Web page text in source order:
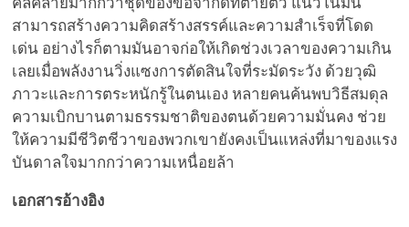
สามารถสร้างความคิดสร้างสรรค์และความสำเร็จที่โดด
เด่น อย่างไรก็ตามมันอาจก่อให้เกิดช่วงเวลาของความเกิน
เลยเมื่อพลังงานวิ่งแซงการตัดสินใจที่ระมัดระวัง ด้วยวุฒิ
ภาวะและการตระหนักรู้ในตนเอง หลายคนค้นพบวิธีสมดุล
ความเบิกบานตามธรรมชาติของตนด้วยความมั่นคง ช่วย
ให้ความมีชีวิตชีวาของพวกเขายังคงเป็นแหล่งที่มาของแรง
บันดาลใจมากกว่าความเหนื่อยล้า
เอกสารอ้างอิง